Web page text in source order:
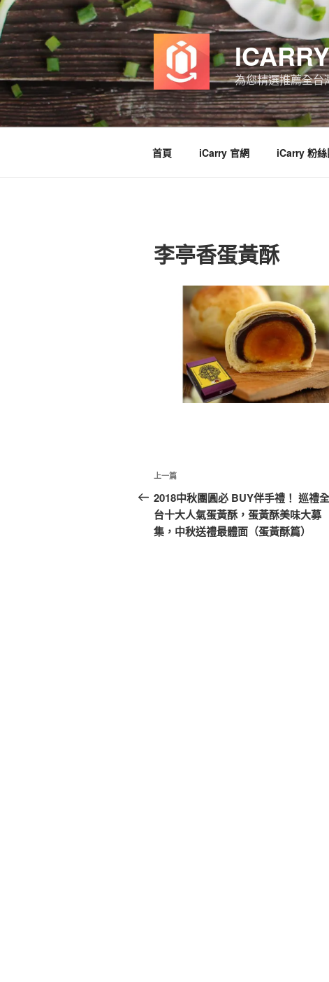
跳
至
主
要
內
容
為您精選推薦全台
首頁 iCarry 官網 iCarry 粉絲
李亭香蛋黃酥
文
章
導
上
一
篇
文
上一篇
2018中秋團圓必 BUY伴手禮！ 巡禮全
台十大人氣蛋黃酥，蛋黃酥美味大募
集，中秋送禮最體面（蛋黃酥篇）